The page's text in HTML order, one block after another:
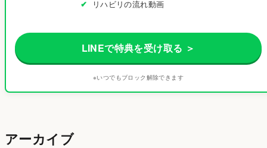
リハビリの流れ動画
LINEで特典を受け取る ＞
※いつでもブロック解除できます
アーカイブ